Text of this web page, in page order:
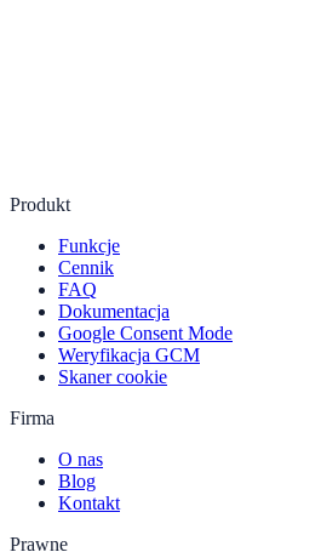
Produkt
Funkcje
Cennik
FAQ
Dokumentacja
Google Consent Mode
Weryfikacja GCM
Skaner cookie
Firma
O nas
Blog
Kontakt
Prawne